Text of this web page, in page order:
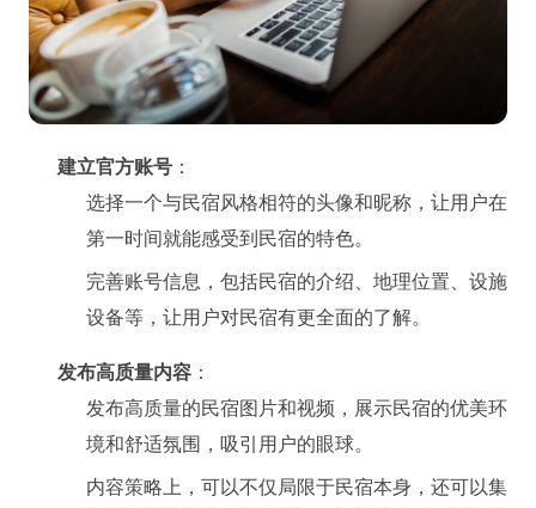
建立官方账号 ：
选择一个与民宿风格相符的头像和昵称，让用户在
第一时间就能感受到民宿的特色。
完善账号信息，包括民宿的介绍、地理位置、设施
设备等，让用户对民宿有更全面的了解。
发布高质量内容 ：
发布高质量的民宿图片和视频，展示民宿的优美环
境和舒适氛围，吸引用户的眼球。
内容策略上，可以不仅局限于民宿本身，还可以集